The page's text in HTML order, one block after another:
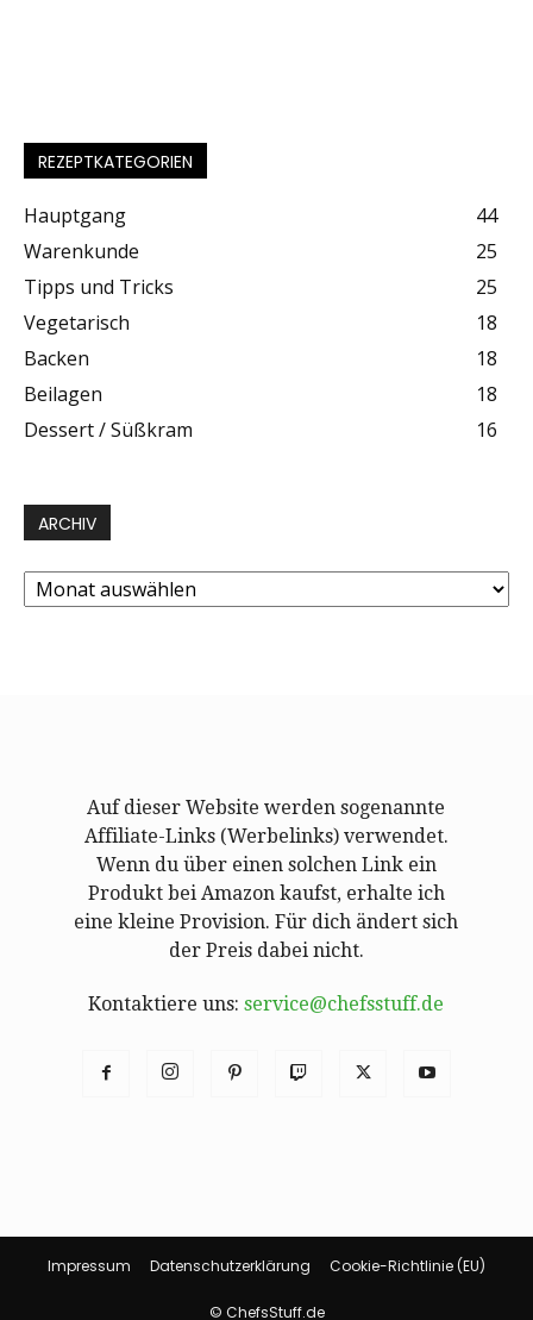
REZEPTKATEGORIEN
Hauptgang
44
Warenkunde
25
Tipps und Tricks
25
Vegetarisch
18
Backen
18
Beilagen
18
Dessert / Süßkram
16
ARCHIV
Archiv
Auf dieser Website werden sogenannte
Affiliate-Links (Werbelinks) verwendet.
Wenn du über einen solchen Link ein
Produkt bei Amazon kaufst, erhalte ich
eine kleine Provision. Für dich ändert sich
der Preis dabei nicht.
Kontaktiere uns:service@chefsstuff.de
Impressum Datenschutzerklärung Cookie-Richtlinie (EU)
© ChefsStuff.de